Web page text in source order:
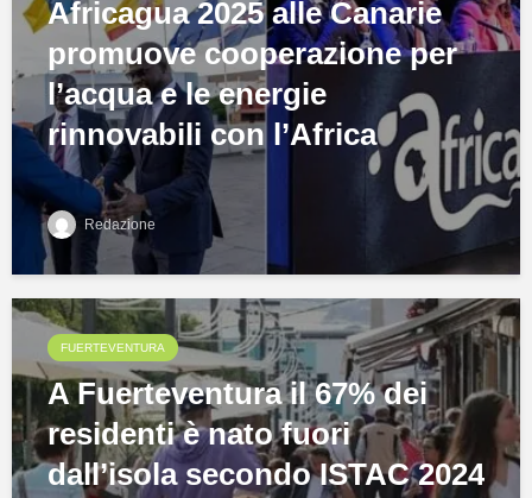
Africagua 2025 alle Canarie
promuove cooperazione per
l’acqua e le energie
rinnovabili con l’Africa
Redazione
FUERTEVENTURA
A Fuerteventura il 67% dei
residenti è nato fuori
dall’isola secondo ISTAC 2024